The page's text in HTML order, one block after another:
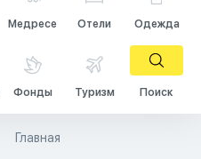
Медресе Отели Одежда
Фонды Туризм Поиск
Главная